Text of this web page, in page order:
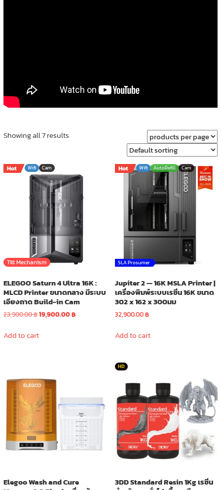
Showing all 7 results
Hot Wifi Cam
Tilt Mechanism
ELEGOO Saturn 4 Ultra 16K :
MLCD Printer ขนาดกลาง มีระบบ
เอียงถาด Build-in Cam
23,900.00฿Original
was:
19,900.00฿Current
Add to cart
Hot Wifi AutoRefill Cam
SLA Prosumer
Jupiter 2 — 16K MSLA Printer |
เครื่องพิมพ์ระบบเรซิ่น 16K ขนาด
302 x 162 x 300มม
32,900.00฿
Add to cart
Elegoo Wash and Cure
HD
3DD Standard Resin 1Kg เรซิ่น